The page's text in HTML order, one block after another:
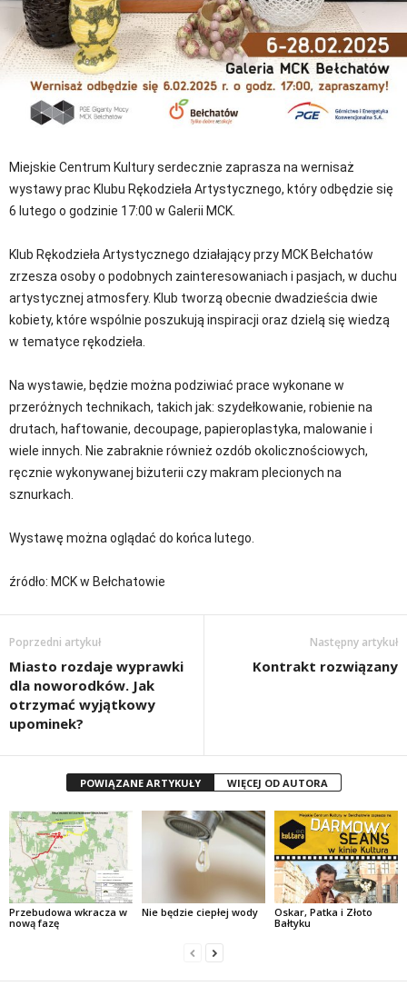
Miejskie Centrum Kultury serdecznie zaprasza na wernisaż
wystawy prac Klubu Rękodzieła Artystycznego, który odbędzie się
6 lutego o godzinie 17:00 w Galerii MCK.
Klub Rękodzieła Artystycznego działający przy MCK Bełchatów
zrzesza osoby o podobnych zainteresowaniach i pasjach, w duchu
artystycznej atmosfery. Klub tworzą obecnie dwadzieścia dwie
kobiety, które wspólnie poszukują inspiracji oraz dzielą się wiedzą
w tematyce rękodzieła.
Na wystawie, będzie można podziwiać prace wykonane w
przeróżnych technikach, takich jak: szydełkowanie, robienie na
drutach, haftowanie, decoupage, papieroplastyka, malowanie i
wiele innych. Nie zabraknie również ozdób okolicznościowych,
ręcznie wykonywanej biżuterii czy makram plecionych na
sznurkach.
Wystawę można oglądać do końca lutego.
źródło: MCK w Bełchatowie
Poprzedni artykuł
Miasto rozdaje wyprawki
dla noworodków. Jak
otrzymać wyjątkowy
upominek?
Następny artykuł
Kontrakt rozwiązany
POWIĄZANE ARTYKUŁY WIĘCEJ OD AUTORA
Przebudowa wkracza w
nową fazę
Nie będzie ciepłej wody
Oskar, Patka i Złoto
Bałtyku